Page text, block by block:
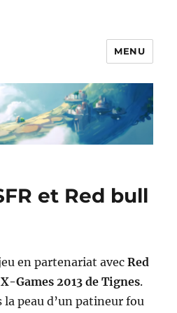
MENU
et Red bull
en partenariat avecRed
X-Games 2013 de Tignes.
peau d’un patineur fou